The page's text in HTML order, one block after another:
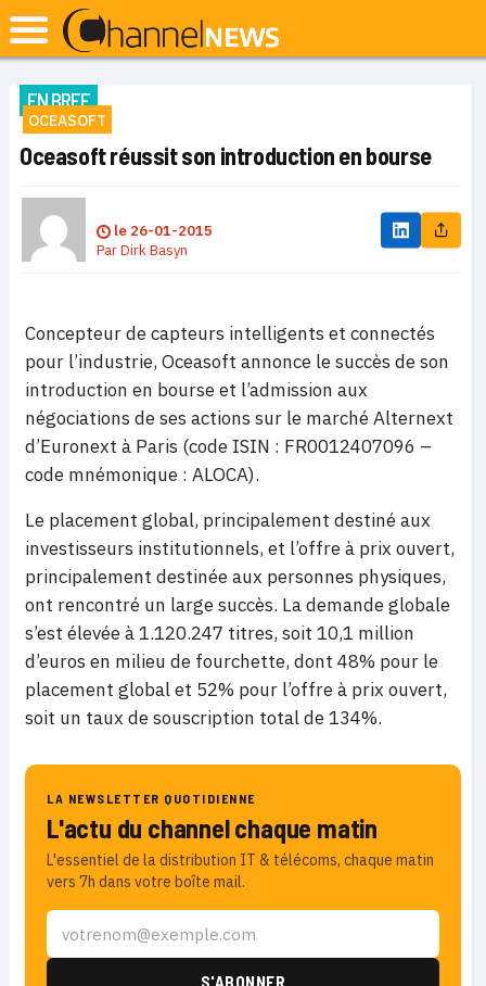
EN BREF
OCEASOFT
Oceasoft réussit son introduction en bourse
le 26-01-2015
ParDirk Basyn
Concepteur de capteurs intelligents et connectés
pour l’industrie, Oceasoft annonce le succès de son
introduction en bourse et l’admission aux
négociations de ses actions sur le marché Alternext
d’Euronext à Paris (code ISIN : FR0012407096 –
code mnémonique : ALOCA).
Le placement global, principalement destiné aux
investisseurs institutionnels, et l’offre à prix ouvert,
principalement destinée aux personnes physiques,
ont rencontré un large succès. La demande globale
s’est élevée à 1.120.247 titres, soit 10,1 million
d’euros en milieu de fourchette, dont 48% pour le
placement global et 52% pour l’offre à prix ouvert,
soit un taux de souscription total de 134%.
LA NEWSLETTER QUOTIDIENNE
L'actu du channel chaque matin
L'essentiel de la distribution IT & télécoms, chaque matin
vers 7h dans votre boîte mail.